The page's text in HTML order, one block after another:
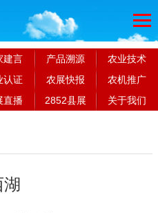
建言 产品溯源
农业技术
认证 农展快报
农机推广
直播 2852县展 关于我们